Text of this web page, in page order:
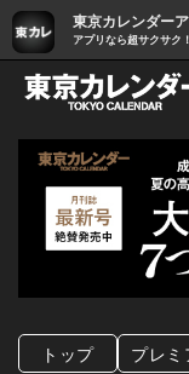
東京カレンダー
アプリなら超サクサク！
トップ プレミ